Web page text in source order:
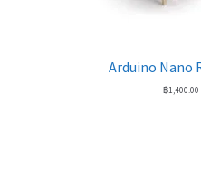
Arduino Nano
฿1,400.00